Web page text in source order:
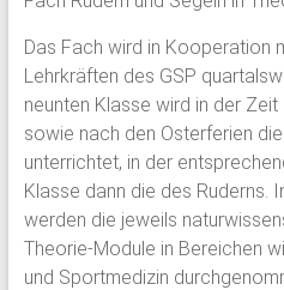
Plön
1951
von
ehemaligen
Schülern
des
Plöner
Internats
gegründet,
Das Fach wird in Kooperation
Lehrkräften des GSP
neunten Klasse wird in der
sowie nach den Osterferien
unterrichtet, in der
Klasse dann die des Ruderns.
werden die jeweils
Theorie-Module in Bereichen
und Sportmedizin